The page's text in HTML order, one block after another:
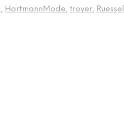
, HartmannMode, troyer,